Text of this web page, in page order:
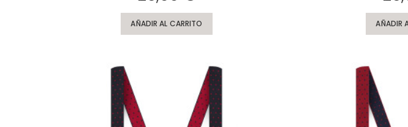
AÑADIR AL CARRITO AÑADIR